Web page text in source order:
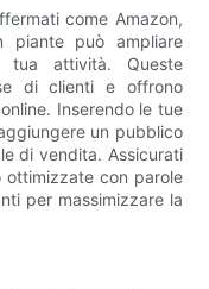
come Amazon,
piante può ampliare
tua attività. Queste
di clienti e offrono
Inserendo le tue
un pubblico
di vendita. Assicurati
con parole
per massimizzare la